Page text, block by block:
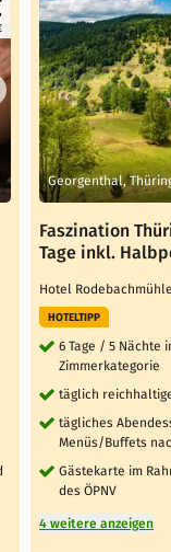
Georgenthal,
Faszination
Tage inkl.
Hotel Rodebachmühle
HOTELTIPP
6 Tage / 5 Nächte
Zimmerkategorie
täglich
tägliches
Menüs/Buffets
Gästekarte im
des ÖPNV
4 weitere anzeigen